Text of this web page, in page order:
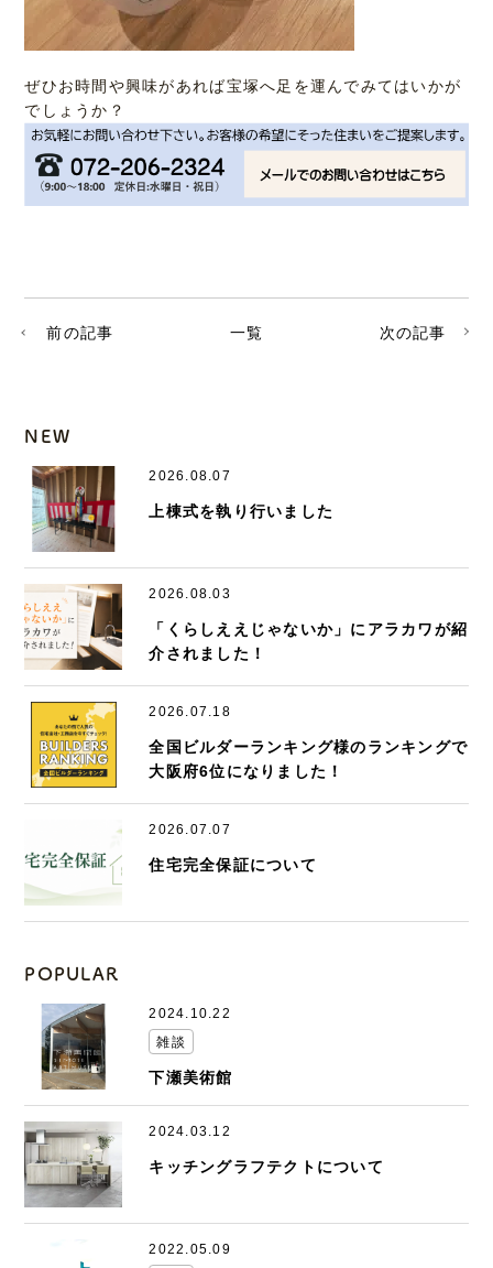
ぜひお時間や興味があれば宝塚へ足を運んでみてはいかが
でしょうか？
前の記事 一覧 次の記事
NEW
2026.08.07
上棟式を執り行いました
2026.08.03
「くらしええじゃないか」にアラカワが紹
介されました！
2026.07.18
全国ビルダーランキング様のランキングで
大阪府6位になりました！
2026.07.07
住宅完全保証について
POPULAR
2024.10.22
雑談
下瀬美術館
2024.03.12
キッチングラフテクトについて
2022.05.09